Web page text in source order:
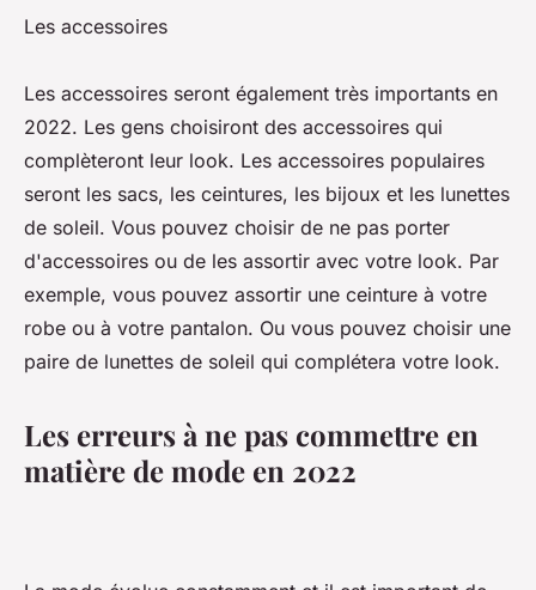
Les accessoires
Les accessoires seront également très importants en
2022. Les gens choisiront des accessoires qui
complèteront leur look. Les accessoires populaires
seront les sacs, les ceintures, les bijoux et les lunettes
de soleil. Vous pouvez choisir de ne pas porter
d'accessoires ou de les assortir avec votre look. Par
exemple, vous pouvez assortir une ceinture à votre
robe ou à votre pantalon. Ou vous pouvez choisir une
paire de lunettes de soleil qui complétera votre look.
Les erreurs à ne pas commettre en
matière de mode en 2022